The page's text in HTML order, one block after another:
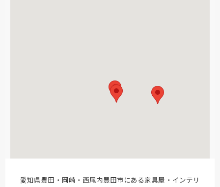
愛知県豊田・岡崎・西尾内豊田市にある家具屋・インテリ